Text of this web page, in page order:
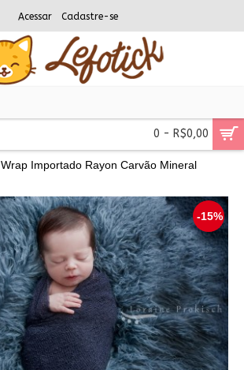
Acessar Cadastre-se
0 - R$0,00
Wrap Importado Rayon Carvão Mineral
-15%